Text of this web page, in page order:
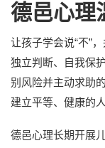
德邑心理
让孩子学会说“不”
独立判断、自我保
别风险并主动求助
建立平等、健康的
德邑心理长期开展